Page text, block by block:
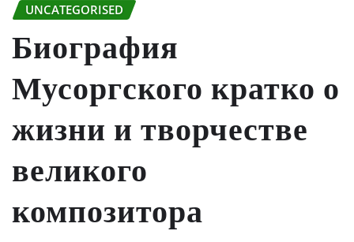
UNCATEGORISED
Биография
Мусоргского кратко о
жизни и творчестве
великого
композитора